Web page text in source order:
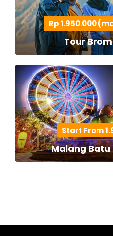
Rp 1.950.000
Tour
Start From
Malang Batu